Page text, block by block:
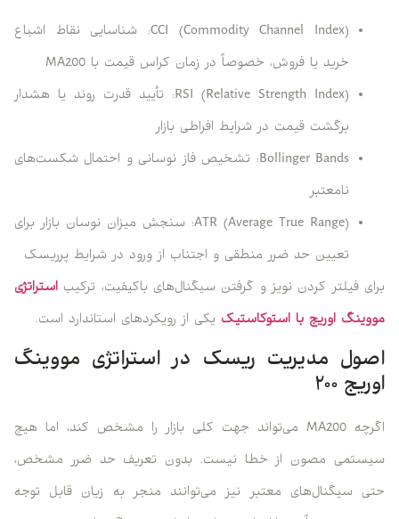
CCI (Commodity Channel Index): شناسایی نقاط اشباع
خرید یا فروش، خصوصاً در زمان کراس قیمت با MA200
RSI (Relative Strength Index): تأیید قدرت روند یا هشدار
برگشت قیمت در شرایط افراطی بازار
Bollinger Bands: تشخیص فاز نوسانی و احتمال شکست‌های
نامعتبر
ATR (Average True Range): سنجش میزان نوسان بازار برای
تعیین حد ضرر منطقی و اجتناب از ورود در شرایط پرریسک
برای فیلتر کردن نویز و گرفتن سیگنال‌های باکیفیت، ترکیب استراتژی
مووینگ اوریج با استوکاستیک یکی از رویکردهای استاندارد است.
اصول مدیریت ریسک در استراتژی مووینگ
اوریج ۲۰۰
اگرچه MA200 می‌تواند جهت کلی بازار را مشخص کند، اما هیچ
سیستمی مصون از خطا نیست. بدون تعریف حد ضرر مشخص،
حتی سیگنال‌های معتبر نیز می‌توانند منجر به زیان قابل توجه